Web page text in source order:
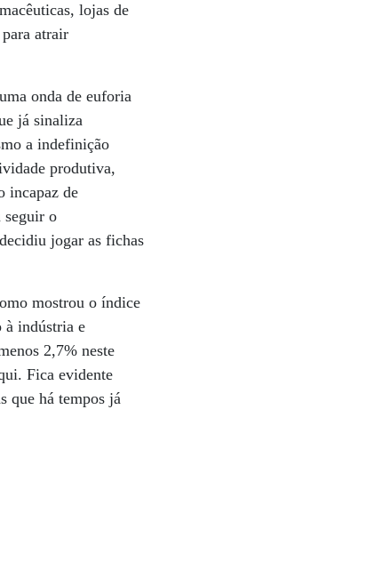
lojas de
atrair
onda de euforia
já sinaliza
a indefinição
produtiva,
incapaz de
seguir o
jogar as fichas
mostrou o índice
à indústria e
2,7% neste
Fica evidente
que há tempos já